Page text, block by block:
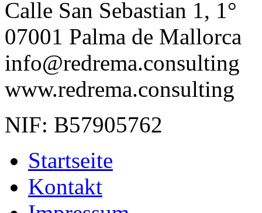
Calle San Sebastian 1, 1°
07001 Palma de Mallorca
info@redrema.consulting
www.redrema.consulting
NIF: B57905762
Startseite
Kontakt